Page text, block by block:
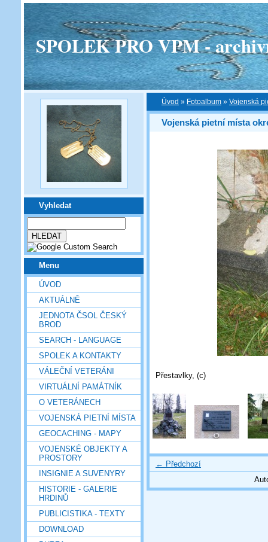
SPOLEK PRO VPM -
Vyhledat
Menu
ÚVOD
AKTUÁLNĚ
JEDNOTA ČSOL ČESKÝ
BROD
SEARCH - LANGUAGE
SPOLEK A KONTAKTY
VÁLEČNÍ VETERÁNI
VIRTUÁLNÍ PAMÁTNÍK
O VETERÁNECH
VOJENSKÁ PIETNÍ MÍSTA
GEOCACHING - MAPY
VOJENSKÉ OBJEKTY A
PROSTORY
INSIGNIE A SUVENYRY
HISTORIE - GALERIE
HRDINŮ
PUBLICISTIKA - TEXTY
DOWNLOAD
Úvod » Fotoalbum » Vojenská
Vojenská pietní místa
Přestavlky, (c)
← Předchozí